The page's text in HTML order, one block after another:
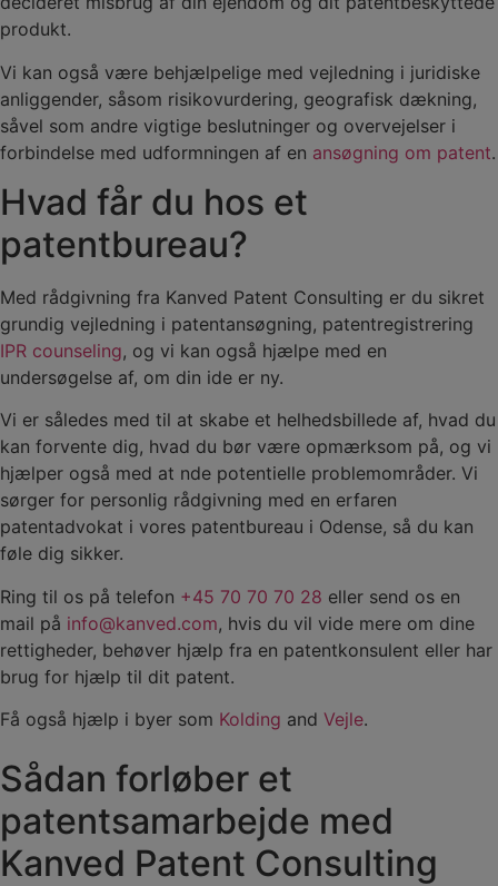
produkt.
Vi kan også være behjælpelige med vejledning i juridiske
anliggender, såsom risikovurdering, geografisk dækning,
såvel som andre vigtige beslutninger og overvejelser i
forbindelse med udformningen af en ansøgning om patent.
Hvad får du hos et
patentbureau?
Med rådgivning fra Kanved Patent Consulting er du sikret
grundig vejledning i patentansøgning, patentregistrering
IPR counseling, og vi kan også hjælpe med en
undersøgelse af, om din ide er ny.
Vi er således med til at skabe et helhedsbillede af, hvad du
kan forvente dig, hvad du bør være opmærksom på, og vi
hjælper også med at nde potentielle problemområder. Vi
sørger for personlig rådgivning med en erfaren
patentadvokat i vores patentbureau i Odense, så du kan
føle dig sikker.
Ring til os på telefon +45 70 70 70 28 eller send os en
mail på info@kanved.com, hvis du vil vide mere om dine
rettigheder, behøver hjælp fra en patentkonsulent eller har
brug for hjælp til dit patent.
Få også hjælp i byer som Kolding and Vejle.
Sådan forløber et
patentsamarbejde med
Kanved Patent Consulting